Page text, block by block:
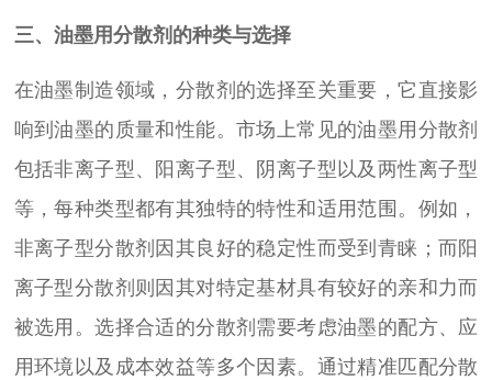
三、油墨用分散剂的种类与选择
在油墨制造领域，分散剂的选择至关重要，它直接影
响到油墨的质量和性能。市场上常见的油墨用分散剂
包括非离子型、阳离子型、阴离子型以及两性离子型
等，每种类型都有其独特的特性和适用范围。例如，
非离子型分散剂因其良好的稳定性而受到青睐；而阳
离子型分散剂则因其对特定基材具有较好的亲和力而
被选用。选择合适的分散剂需要考虑油墨的配方、应
用环境以及成本效益等多个因素。通过精准匹配分散